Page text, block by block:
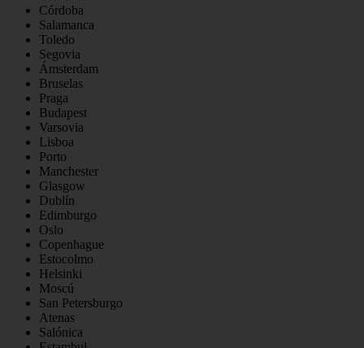
Córdoba
Salamanca
Toledo
Segovia
Ámsterdam
Bruselas
Praga
Budapest
Varsovia
Lisboa
Porto
Manchester
Glasgow
Dublín
Edimburgo
Oslo
Copenhague
Estocolmo
Helsinki
Moscú
San Petersburgo
Atenas
Salónica